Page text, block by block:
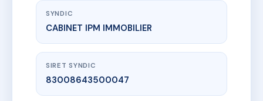
SYNDIC
CABINET IPM IMMOBILIER
SIRET SYNDIC
83008643500047